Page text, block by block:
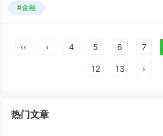
#金融
‹‹ ‹ 4 5 6 7
12 13 ›
热门文章